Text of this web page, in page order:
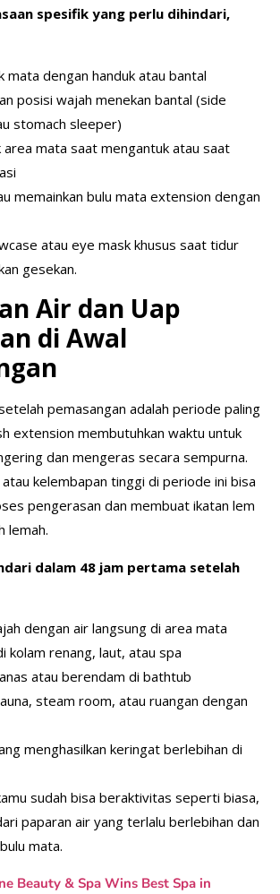
spesifik yang perlu dihindari,
mata dengan handuk atau bantal
posisi wajah menekan bantal (side
stomach sleeper)
area mata saat mengantuk atau saat
memainkan bulu mata extension dengan
atau eye mask khusus saat tidur
gesekan.
Air dan Uap
di Awal
pemasangan adalah periode paling
extension membutuhkan waktu untuk
dan mengeras secara sempurna.
kelembapan tinggi di periode ini bisa
pengerasan dan membuat ikatan lem
lemah.
dalam 48 jam pertama setelah
dengan air langsung di area mata
kolam renang, laut, atau spa
atau berendam di bathtub
steam room, atau ruangan dengan
menghasilkan keringat berlebihan di
sudah bisa beraktivitas seperti biasa,
paparan air yang terlalu berlebihan dan
mata.
Beauty & Spa Wins Best Spa in